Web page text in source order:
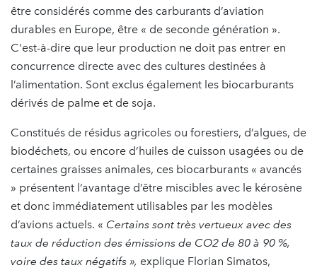
être considérés comme des carburants d’aviation
durables en Europe, être « de seconde génération ».
C'est-à-dire que leur production ne doit pas entrer en
concurrence directe avec des cultures destinées à
l’alimentation. Sont exclus également les biocarburants
dérivés de palme et de soja.
Constitués de résidus agricoles ou forestiers, d’algues, de
biodéchets, ou encore d’huiles de cuisson usagées ou de
certaines graisses animales, ces biocarburants « avancés
» présentent l’avantage d’être miscibles avec le kérosène
et donc immédiatement utilisables par les modèles
d’avions actuels. « Certains sont très vertueux avec des
taux de réduction des émissions de CO2 de 80 à 90 %,
voire des taux négatifs », explique Florian Simatos,